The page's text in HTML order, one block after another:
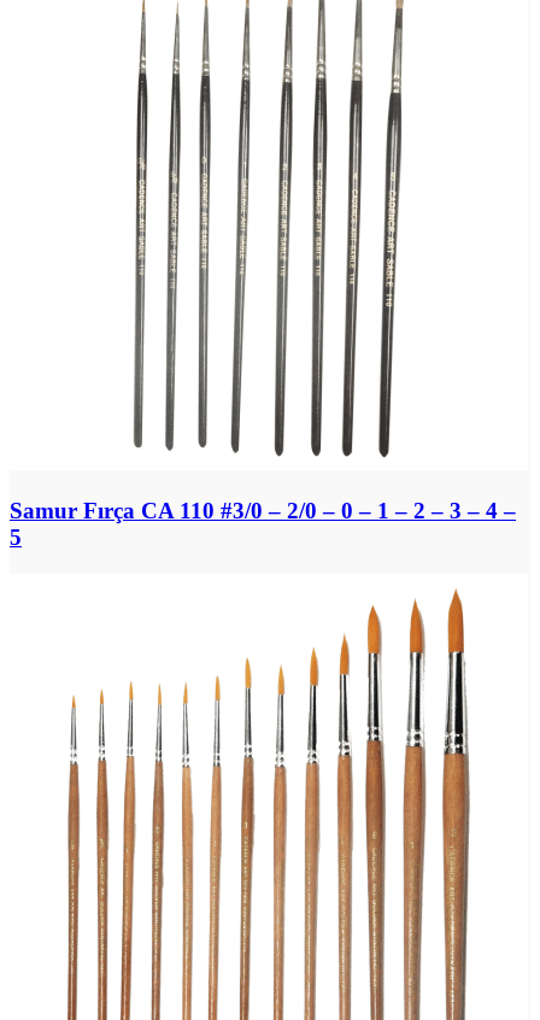
Samur Fırça CA 110 #3/0 – 2/0 – 0 – 1 – 2 – 3 – 4 –
5